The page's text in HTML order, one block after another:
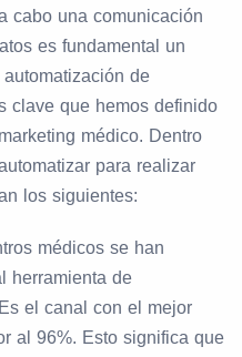
cabo una comunicación
es fundamental un
de
clave que hemos definido
médico. Dentro
para realizar
los siguientes:
médicos se han
herramienta de
el canal con el mejor
al 96%. Esto significa que